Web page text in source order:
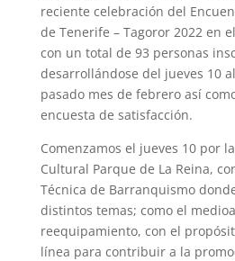
reciente celebración del
de Tenerife – Tagoror 2022 en
con un total de 93 personas
desarrollándose del jueves 10
pasado mes de febrero así
encuesta de satisfacción.
Comenzamos el jueves 10 por
Cultural Parque de La Reina,
Técnica de Barranquismo
distintos temas; como el
reequipamiento, con el
línea para contribuir a la